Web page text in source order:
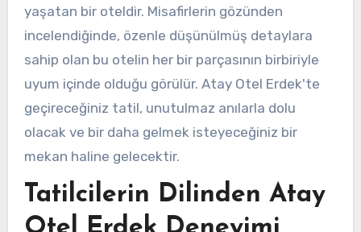
yaşatan bir oteldir. Misafirlerin gözünden
incelendiğinde, özenle düşünülmüş detaylara
sahip olan bu otelin her bir parçasının birbiriyle
uyum içinde olduğu görülür. Atay Otel Erdek'te
geçireceğiniz tatil, unutulmaz anılarla dolu
olacak ve bir daha gelmek isteyeceğiniz bir
mekan haline gelecektir.
Tatilcilerin Dilinden Atay